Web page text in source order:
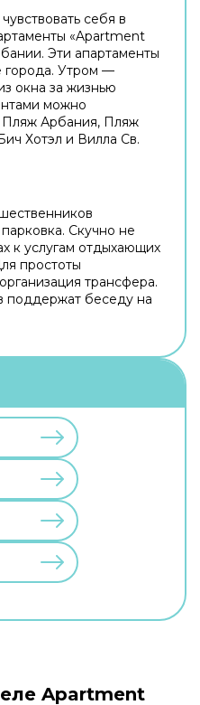
себя в
«Apartment
Эти апартаменты
города. Утром —
окна за жизнью
можно
Пляж Арбания, Пляж
Хотэл и Вилла Св.
Скучно не
к услугам отдыхающих
простоты
трансфера.
поддержат беседу на
Apartment